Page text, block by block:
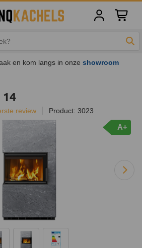
en kom langs in onzeshowroom
review Product: 3023
A+